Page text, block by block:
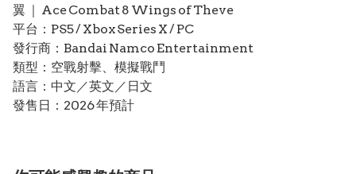
翼 ｜ Ace Combat 8 Wings of Theve
平台：PS5 / Xbox Series X / PC
發行商：Bandai Namco Entertainment
類型：空戰射擊、模擬戰鬥
語言：中文／英文／日文
發售日：2026 年預計